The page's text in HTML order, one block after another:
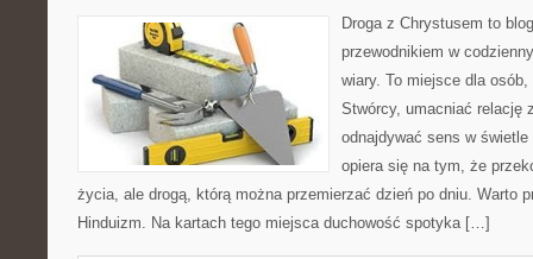
Droga z Chrystusem to
przewodnikiem w
wiary. To miejsce dla
Stwórcy, umacniać relację
odnajdywać sens w świetle
opiera się na tym, że
życia, ale drogą, którą można przemierzać dzień po dniu. Warto
Hinduizm. Na kartach tego miejsca duchowość spotyka […]